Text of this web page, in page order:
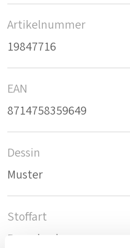
Artikelnummer
19847716
EAN
8714758359649
Dessin
Muster
Stoffart
Raumhoch